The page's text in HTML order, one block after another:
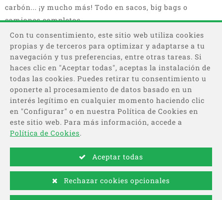
carbón... ¡y mucho más! Todo en sacos, big bags o
camiones completos.
Categorías
Información
Pago
Con tu consentimiento, este sitio web utiliza cookies
propias y de terceros para optimizar y adaptarse a tu
navegación y tus preferencias, entre otras tareas. Si
haces clic en "Aceptar todas", aceptas la instalación de
todas las cookies. Puedes retirar tu consentimiento u
oponerte al procesamiento de datos basado en un
interés legítimo en cualquier momento haciendo clic
en "Configurar" o en nuestra Política de Cookies en
este sitio web. Para más información, accede a
Política de Cookies.
Aceptar todas
Rechazar cookies opcionales